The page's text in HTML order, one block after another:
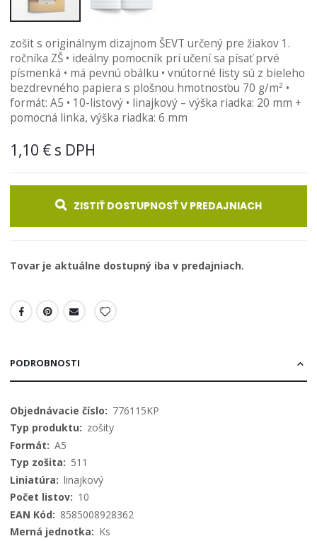
na
začiatok
galérie
obrázkov
zošit s originálnym dizajnom ŠEVT určený pre žiakov 1.
ročníka ZŠ • ideálny pomocník pri učení sa písať prvé
písmenká • má pevnú obálku • vnútorné listy sú z bieleho
bezdrevného papiera s plošnou hmotnosťou 70 g/m² •
formát: A5 • 10-listový • linajkový – výška riadka: 20 mm +
pomocná linka, výška riadka: 6 mm
1,10 €
ZISTIŤ DOSTUPNOSŤ V PREDAJNIACH
Tovar je aktuálne dostupný iba v predajniach.
PODROBNOSTI
Viac
informácií
776115KP
zošity
A5
511
linajkový
10
8585008928362
Ks